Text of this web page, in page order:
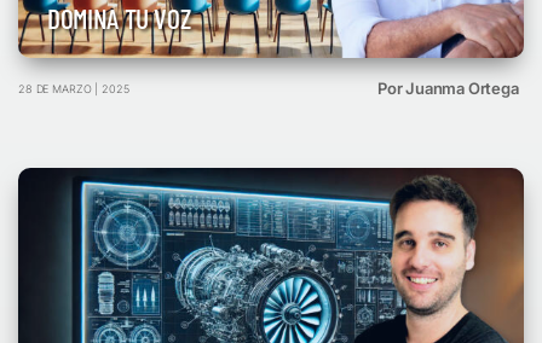
DOMINA TU VOZ
28 DE MARZO | 2025 Por Juanma Ortega